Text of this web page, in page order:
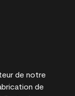
de notre
de